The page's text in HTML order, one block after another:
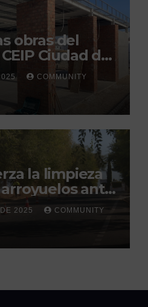
obras del
Ciudad del
está
de 2025
COMMUNITY
la limpieza
ante
lluvias
2025 COMMUNITY